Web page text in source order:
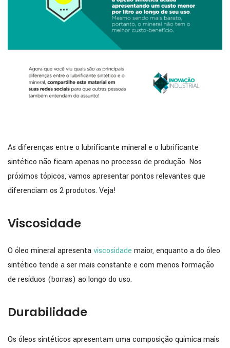
As diferenças entre o lubrificante mineral e o lubrificante
sintético não ficam apenas no processo de produção. Nos
próximos tópicos, vamos apresentar pontos relevantes que
diferenciam os 2 produtos. Veja!
Viscosidade
O óleo mineral apresentaviscosidade maior, enquanto a do óleo
sintético tende a ser mais constante e com menos formação
de resíduos (borras) ao longo do uso.
Durabilidade
Os óleos sintéticos apresentam uma composição química mais